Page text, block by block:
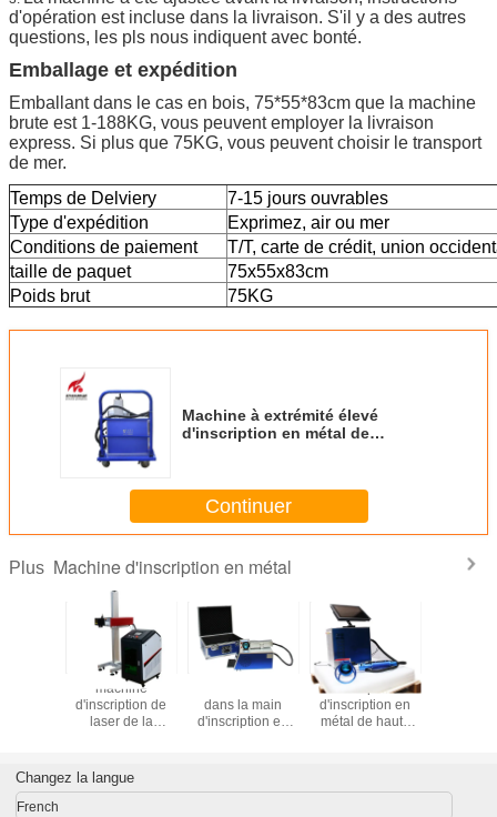
d'opération est incluse dans la livraison. S'il y a des autres
questions, les pls nous indiquent avec bonté.
Emballage et expédition
Emballant dans le cas en bois, 75*55*83cm que la machine
brute est 1-188KG, vous peuvent employer la livraison
express. Si plus que 75KG, vous peuvent choisir le transport
de mer.
Temps de Delviery
7-15 jours ouvrables
Type d'expédition
Exprimez, air ou mer
Conditions de paiement
T/T, carte de crédit, union
taille de paquet
75x55x83cm
Poids brut
75KG
Machine à extrémité élevé
d'inscription en métal de
Continuer
Plus Machine d'inscription en métal
machine
d'inscription de
laser de la
20W JPT M1
Mopa pour l'acier
dans la main
d'inscription en
représentation
Machine portative
d'inscription en
métal de haute
laser
Mopa
Changez la langue
French